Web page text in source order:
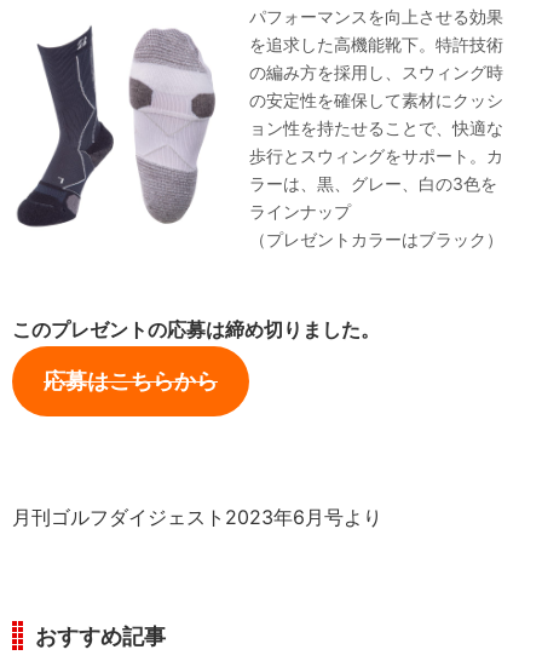
パフォーマンスを向上させる効果
を追求した高機能靴下。特許技術
の編み方を採用し、スウィング時
の安定性を確保して素材にクッシ
ョン性を持たせることで、快適な
歩行とスウィングをサポート。カ
ラーは、黒、グレー、白の3色を
ラインナップ
（プレゼントカラーはブラック）
このプレゼントの応募は締め切りました。
応募はこちらから
月刊ゴルフダイジェスト2023年6月号より
おすすめ記事